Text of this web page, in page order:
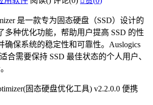
是一款专为固态硬盘（SSD）设计的
多种优化功能，帮助用户提高 SSD 的性
确保系统的稳定性和可靠性。Auslogics
合需要保持 SSD 最佳状态的个人用户、